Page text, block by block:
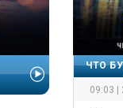
ЧТО
09:03 |